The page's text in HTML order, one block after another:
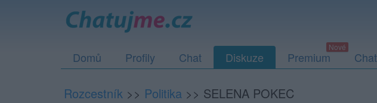
Domů Profily Chat Diskuze Premium
Rozcestník >> Politika >> SELENA POKEC